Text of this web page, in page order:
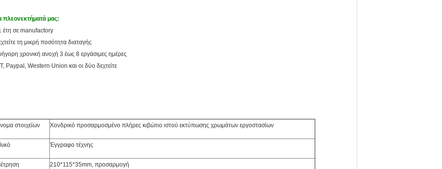
πλεονεκτήματά μας:
έτη σε manufactory
τη μικρή ποσότητα διαταγής
χρονική ανοχή 3 έως 8 εργάσιμες ημέρες
Paypal, Western Union και οι δύο δεχτείτε
στοιχείων Χονδρικό προσαρμοσμένο πλήρες κιβώτιο ιστού εκτύπωσης χρωμάτων εργοστασίων
Έγγραφο τέχνης
210*115*35mm, προσαρμογή